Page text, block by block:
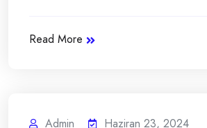
Read More
Admin
Haziran 23, 2024